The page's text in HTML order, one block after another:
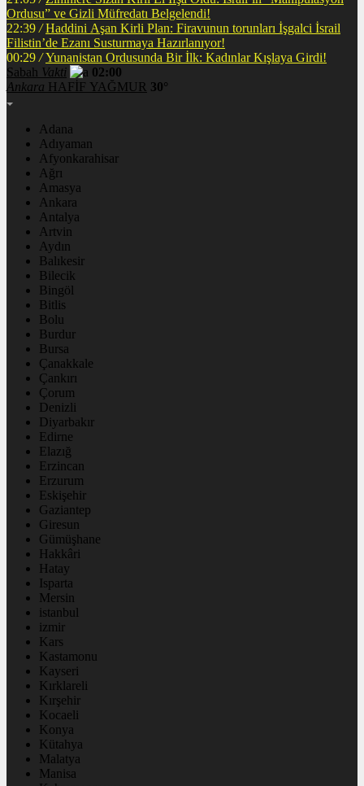
Ordusu” ve Gizli Müfredatı Belgelendi!
22:39 / Haddini Aşan Kirli Plan: Firavunun torunları İşgalci İsrail
Filistin’de Ezanı Susturmaya Hazırlanıyor!
00:29 / Yunanistan Ordusunda Bir İlk: Kadınlar Kışlaya Girdi!
Sabah Vakti
02:00
Ankara HAFİF YAĞMUR 30°
Adana
Adıyaman
Afyonkarahisar
Ağrı
Amasya
Ankara
Antalya
Artvin
Aydın
Balıkesir
Bilecik
Bingöl
Bitlis
Bolu
Burdur
Bursa
Çanakkale
Çankırı
Çorum
Denizli
Diyarbakır
Edirne
Elazığ
Erzincan
Erzurum
Eskişehir
Gaziantep
Giresun
Gümüşhane
Hakkâri
Hatay
Isparta
Mersin
istanbul
izmir
Kars
Kastamonu
Kayseri
Kırklareli
Kırşehir
Kocaeli
Konya
Kütahya
Malatya
Manisa